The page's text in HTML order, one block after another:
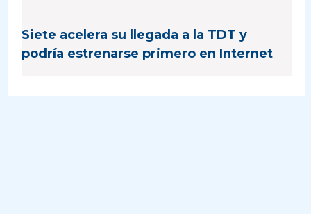
Siete acelera su llegada a la TDT y
podría estrenarse primero en Internet